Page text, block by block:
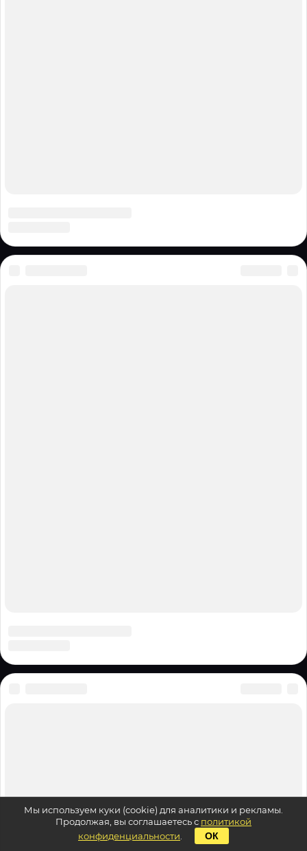
Мы используем куки (cookie) для аналитики и рекламы.
Продолжая, вы соглашаетесь с политикой
конфиденциальности
ОК